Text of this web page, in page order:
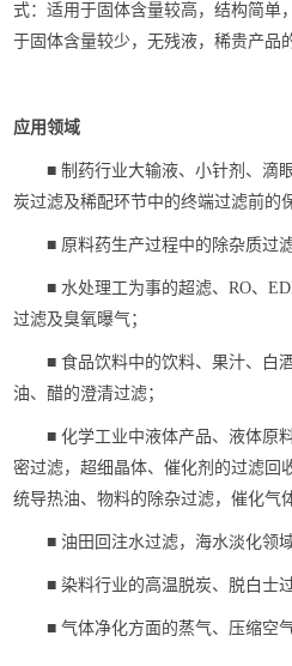
式：适用于固体含量较高，结构简单
于固体含量较少，无残液，稀贵产品
应用领域
■ 制药行业大输液、小针剂、滴
炭过滤及稀配环节中的终端过滤前的
■ 原料药生产过程中的除杂质过
■ 水处理工为事的超滤、RO、
过滤及臭氧曝气；
■ 食品饮料中的饮料、果汁、白
油、醋的澄清过滤；
■ 化学工业中液体产品、液体原
密过滤，超细晶体、催化剂的过滤回
统导热油、物料的除杂过滤，催化气
■ 油田回注水过滤，海水淡化领
■ 染料行业的高温脱炭、脱白士过
■ 气体净化方面的蒸气、压缩空